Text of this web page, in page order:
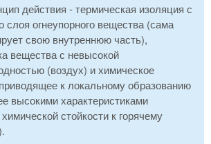
действия - термическая изоляция с
слоя огнеупорного вещества (сама
свою внутреннюю часть),
вещества с невысокой
(воздух) и химическое
к локальному образованию
высокими характеристиками
стойкости к горячему